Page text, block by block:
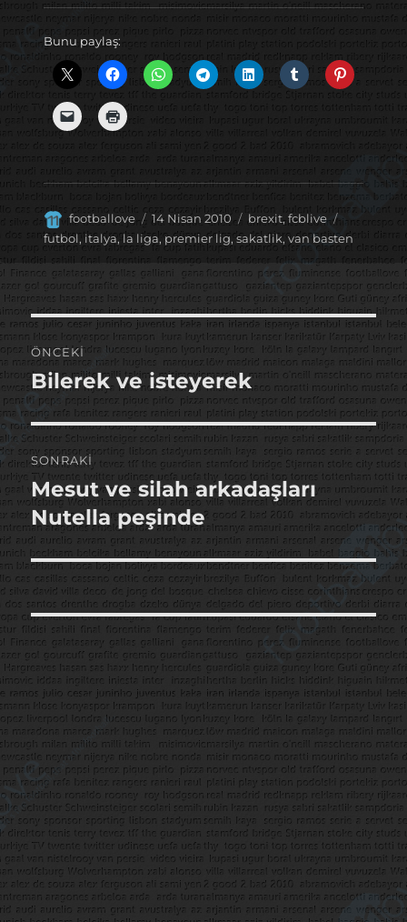
Bunu paylaş:
Yazar
footballove
Yayın
tarihi
14 Nisan 2010 Kategoriler
brexit, fcblive
Etiketler
futbol, italya, la liga, premier lig, sakatlik, van basten
Yazı
gezinmesi
ÖNCEKI
Önceki
yazı:
Bilerek ve isteyerek
SONRAKI
Sonraki
yazı:
Mesut ve silah arkadaşları
Nutella peşinde